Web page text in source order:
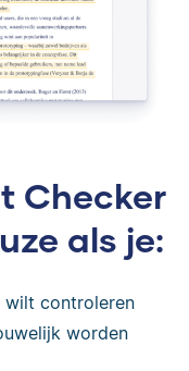
Checker
als je:
wilt controleren
worden